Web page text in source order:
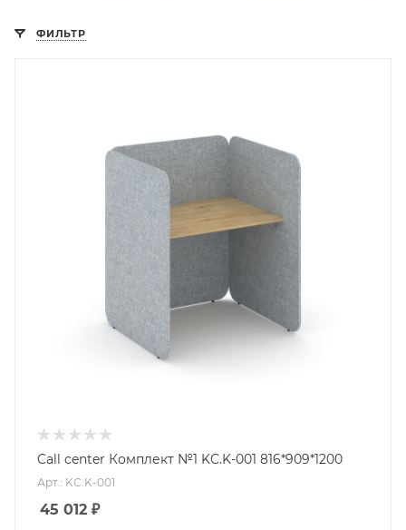
ФИЛЬТР
Call center Комплект №1 KC.K-001 816*909*1200
Арт.: KC.K-001
45 012 ₽